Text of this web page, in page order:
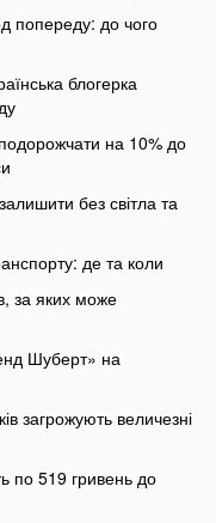
попереду: до чого
блогерка
на 10% до
без світла та
де та коли
за яких може
Шуберт» на
загрожують величезні
по 519 гривень до